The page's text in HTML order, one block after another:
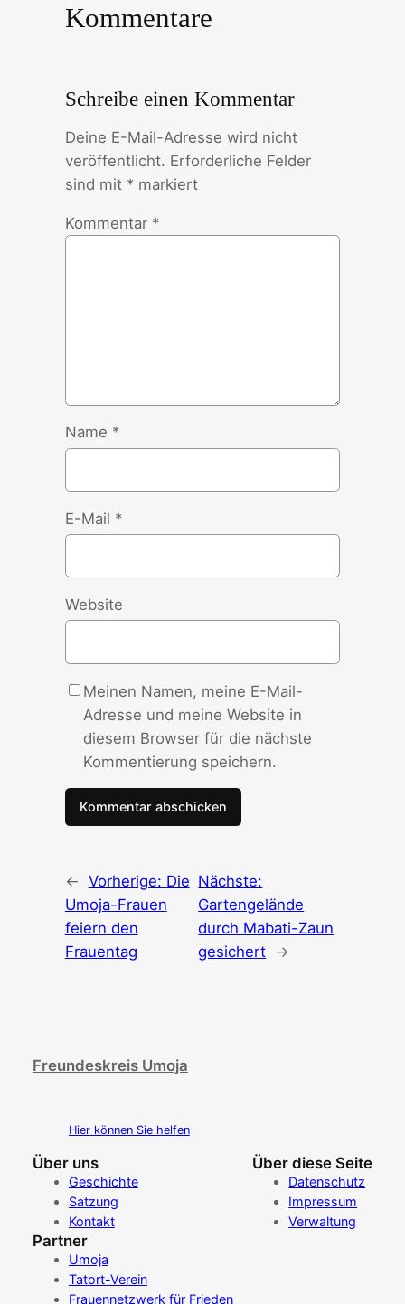
Kommentare
Schreibe einen Kommentar
Deine E-Mail-Adresse wird nicht
veröffentlicht. Erforderliche Felder
sind mit *markiert
Kommentar *
Name *
E-Mail *
Website
Meinen Namen, meine E-Mail-
Adresse und meine Website in
diesem Browser für die nächste
Kommentierung speichern.
← Vorherige: Die
Umoja-Frauen
feiern den
Frauentag
Nächste:
Gartengelände
durch Mabati-Zaun
gesichert →
Freundeskreis Umoja
Hier können Sie helfen
Über uns
Geschichte
Satzung
Kontakt
Über diese Seite
Datenschutz
Impressum
Verwaltung
Partner
Umoja
Tatort-Verein
Frauennetzwerk für Frieden